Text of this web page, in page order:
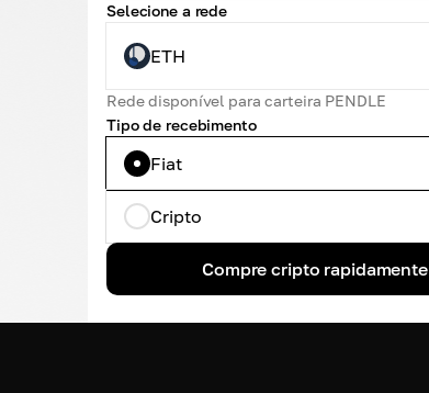
Selecione a rede
ETH
Rede disponível para carteira PENDLE
Tipo de recebimento
Fiat
Cripto
Compre cripto rapidamente